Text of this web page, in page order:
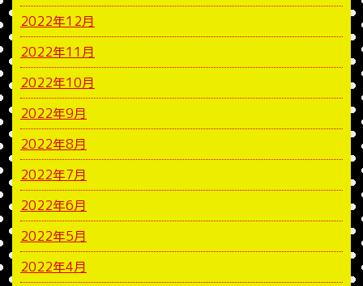
2022年12月
2022年11月
2022年10月
2022年9月
2022年8月
2022年7月
2022年6月
2022年5月
2022年4月